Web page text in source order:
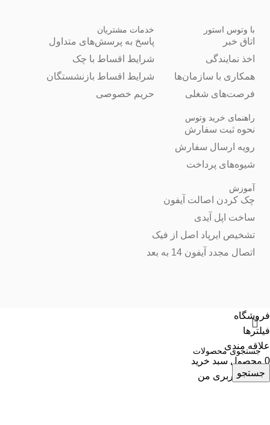
با وتوس استور
اتاق خبر
اخذ نمایندگی
همکاری با سازمان‌ها
فرصت‌های شغلی
خدمات مشتریان
پاسخ به پرسش‌های متداول
شرایط اقساط با چک
شرایط اقساط بازنشستگان
حریم خصوصی
راهنمای خرید وتوس
نحوه ثبت سفارش
رویه ارسال سفارش
شیوه‌های پرداخت
آموزش
چک کردن اصالت آیفون
ساخت اپل آیدی
تشخیص ایرپاد اصل از فیک
اتصال مجدد آیفون 14 به بعد
جستجو
فروشگاه
فیلترها
علاقه مندی
0 محصول سبد خرید
حساب کاربری من